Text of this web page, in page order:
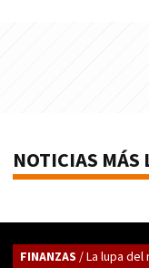
NOTICIAS MÁS
FINANZAS / La lupa del